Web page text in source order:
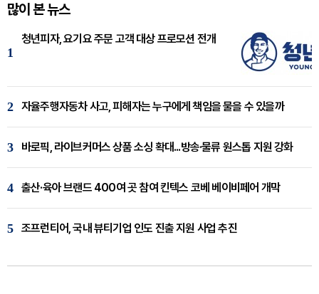
많이 본 뉴스
1
청년피자, 요기요 주문 고객 대상 프로모션 전개
2 자율주행자동차 사고, 피해자는 누구에게 책임을 물을 수 있을까
3 바로픽, 라이브커머스 상품 소싱 확대...방송·물류 원스톱 지원 강화
4 출산·육아 브랜드 400여 곳 참여 킨텍스 코베 베이비페어 개막
5 조프런티어, 국내 뷰티기업 인도 진출 지원 사업 추진